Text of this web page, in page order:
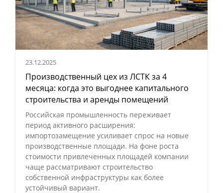
23.12.2025
Производственный цех из ЛСТК за 4
месяца: когда это выгоднее капитального
строительства и аренды помещений
Российская промышленность переживает
период активного расширения:
импортозамещение усиливает спрос на новые
производственные площади. На фоне роста
стоимости привлеченных площадей компании
чаще рассматривают строительство
собственной инфраструктуры как более
устойчивый вариант.